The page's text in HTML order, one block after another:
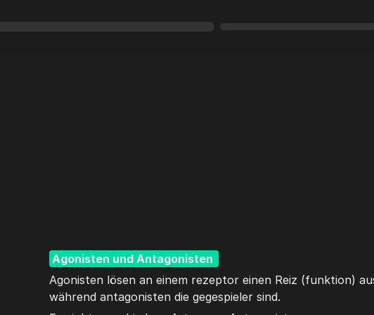
Agonisten und Antagonisten
Agonisten lösen an einem rezeptor einen Reiz (funktion)
während antagonisten die gegespieler sind.